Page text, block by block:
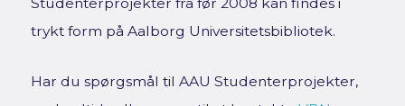
trykt form på Aalborg Universitetsbibliotek.
Har du spørgsmål til AAU Studenterprojekter,